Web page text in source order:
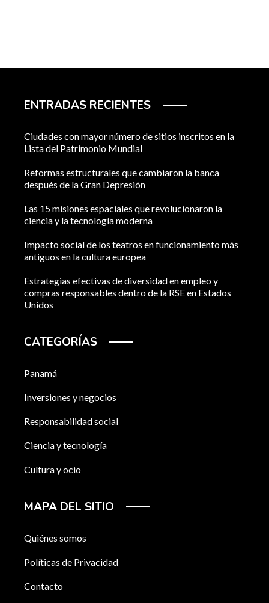
ENTRADAS RECIENTES
Ciudades con mayor número de sitios inscritos en la
Lista del Patrimonio Mundial
Reformas estructurales que cambiaron la banca
después de la Gran Depresión
Las 15 misiones espaciales que revolucionaron la
ciencia y la tecnología moderna
Impacto social de los teatros en funcionamiento más
antiguos en la cultura europea
Estrategias efectivas de diversidad en empleo y
compras responsables dentro de la RSE en Estados
Unidos
CATEGORÍAS
Panamá
Inversiones y negocios
Responsabilidad social
Ciencia y tecnología
Cultura y ocio
MAPA DEL SITIO
Quiénes somos
Políticas de Privacidad
Contacto